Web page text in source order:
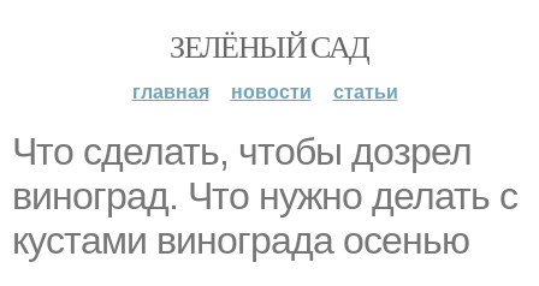
ЗЕЛЁНЫЙ САД
главная новости статьи
Что сделать, чтобы дозрел
виноград. Что нужно делать с
кустами винограда осенью